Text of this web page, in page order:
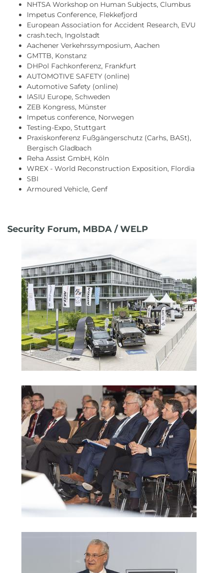
NHTSA Workshop on Human Subjects, Clumbus
Impetus Conference, Flekkefjord
European Association for Accident Research, EVU
crash.tech, Ingolstadt
Aachener Verkehrssymposium, Aachen
GMTTB, Konstanz
DHPol Fachkonferenz, Frankfurt
AUTOMOTIVE SAFETY (online)
Automotive Safety (online)
IASIU Europe, Schweden
ZEB Kongress, Münster
Impetus conference, Norwegen
Testing-Expo, Stuttgart
Praxiskonferenz Fußgängerschutz (Carhs, BASt),
Bergisch Gladbach
Reha Assist GmbH, Köln
WREX - World Reconstruction Exposition, Flordia
SBI
Armoured Vehicle, Genf
Security Forum, MBDA / WELP